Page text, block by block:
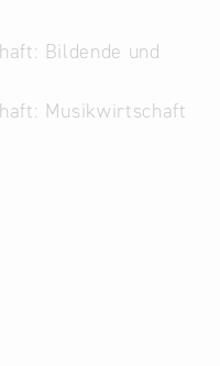
Bildende und
Musikwirtschaft